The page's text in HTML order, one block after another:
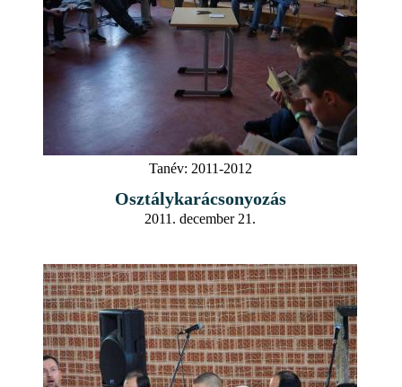
Tanév: 2011-2012
Osztálykarácsonyozás
2011. december 21.